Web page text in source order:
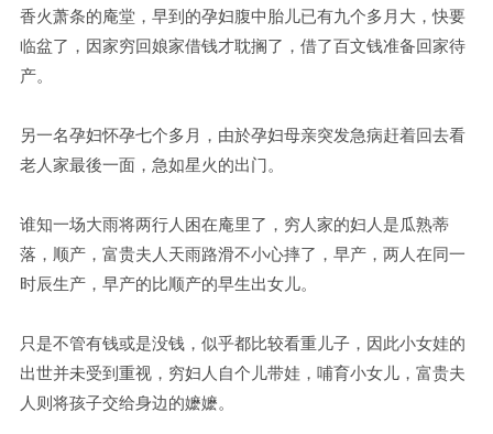
香火萧条的庵堂，早到的孕妇腹中胎儿已有九个多月大，快要
临盆了，因家穷回娘家借钱才耽搁了，借了百文钱准备回家待
产。
另一名孕妇怀孕七个多月，由於孕妇母亲突发急病赶着回去看
老人家最後一面，急如星火的出门。
谁知一场大雨将两行人困在庵里了，穷人家的妇人是瓜熟蒂
落，顺产，富贵夫人天雨路滑不小心摔了，早产，两人在同一
时辰生产，早产的比顺产的早生出女儿。
只是不管有钱或是没钱，似乎都比较看重儿子，因此小女娃的
出世并未受到重视，穷妇人自个儿带娃，哺育小女儿，富贵夫
人则将孩子交给身边的嬷嬷。